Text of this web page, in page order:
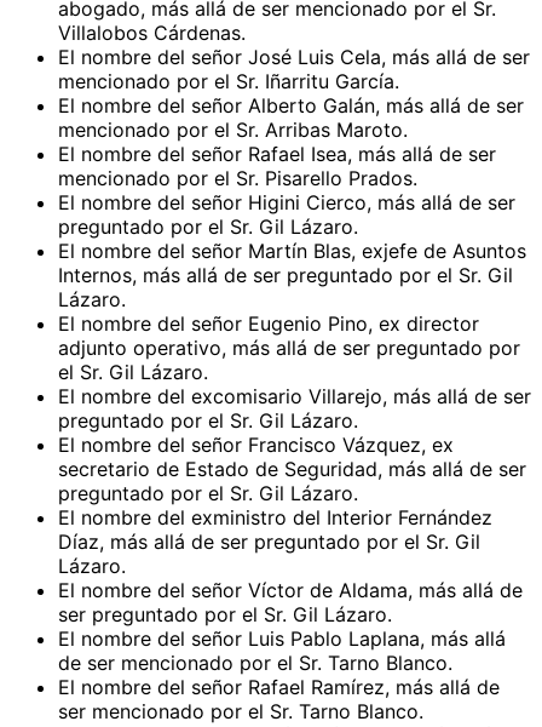
abogado, más allá de ser mencionado por el Sr.
Villalobos Cárdenas.
El nombre del señor José Luis Cela, más allá de ser
mencionado por el Sr. Iñarritu García.
El nombre del señor Alberto Galán, más allá de ser
mencionado por el Sr. Arribas Maroto.
El nombre del señor Rafael Isea, más allá de ser
mencionado por el Sr. Pisarello Prados.
El nombre del señor Higini Cierco, más allá de ser
preguntado por el Sr. Gil Lázaro.
El nombre del señor Martín Blas, exjefe de Asuntos
Internos, más allá de ser preguntado por el Sr. Gil
Lázaro.
El nombre del señor Eugenio Pino, ex director
adjunto operativo, más allá de ser preguntado por
el Sr. Gil Lázaro.
El nombre del excomisario Villarejo, más allá de ser
preguntado por el Sr. Gil Lázaro.
El nombre del señor Francisco Vázquez, ex
secretario de Estado de Seguridad, más allá de ser
preguntado por el Sr. Gil Lázaro.
El nombre del exministro del Interior Fernández
Díaz, más allá de ser preguntado por el Sr. Gil
Lázaro.
El nombre del señor Víctor de Aldama, más allá de
ser preguntado por el Sr. Gil Lázaro.
El nombre del señor Luis Pablo Laplana, más allá
de ser mencionado por el Sr. Tarno Blanco.
El nombre del señor Rafael Ramírez, más allá de
ser mencionado por el Sr. Tarno Blanco.